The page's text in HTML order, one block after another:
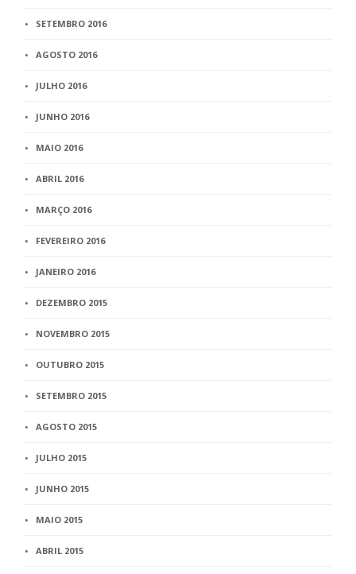
SETEMBRO 2016
AGOSTO 2016
JULHO 2016
JUNHO 2016
MAIO 2016
ABRIL 2016
MARÇO 2016
FEVEREIRO 2016
JANEIRO 2016
DEZEMBRO 2015
NOVEMBRO 2015
OUTUBRO 2015
SETEMBRO 2015
AGOSTO 2015
JULHO 2015
JUNHO 2015
MAIO 2015
ABRIL 2015